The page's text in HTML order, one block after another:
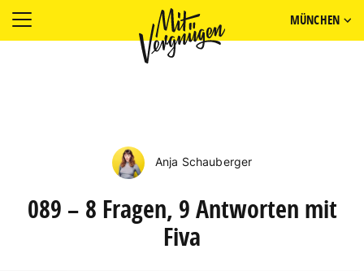
MÜNCHEN
Anja Schauberger
089 – 8 Fragen, 9 Antworten mit
Fiva